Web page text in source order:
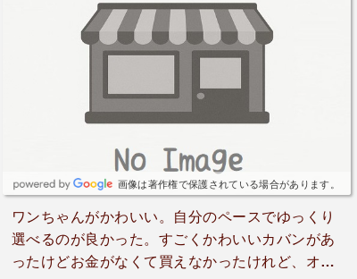
画像は著作権で保護されている場合があります。
ワンちゃんがかわいい。自分のペースでゆっくり
選べるのが良かった。すごくかわいいカバンがあ
ったけどお金がなくて買えなかったけれど、オシ